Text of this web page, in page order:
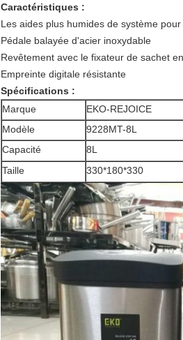
Caractéristiques :
Les aides plus humides de système
Pédale balayée d'acier inoxydable
Revêtement avec le fixateur de sachet
Empreinte digitale résistante
Spécifications :
Marque
EKO-REJOICE
Modèle
9228MT-8L
Capacité
8L
Taille
330*180*330